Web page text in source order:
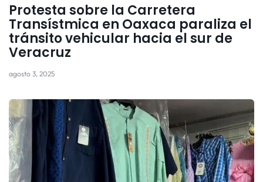
Protesta sobre la Carretera
Transístmica en Oaxaca paraliza el
tránsito vehicular hacia el sur de
Veracruz
agosto 3, 2025